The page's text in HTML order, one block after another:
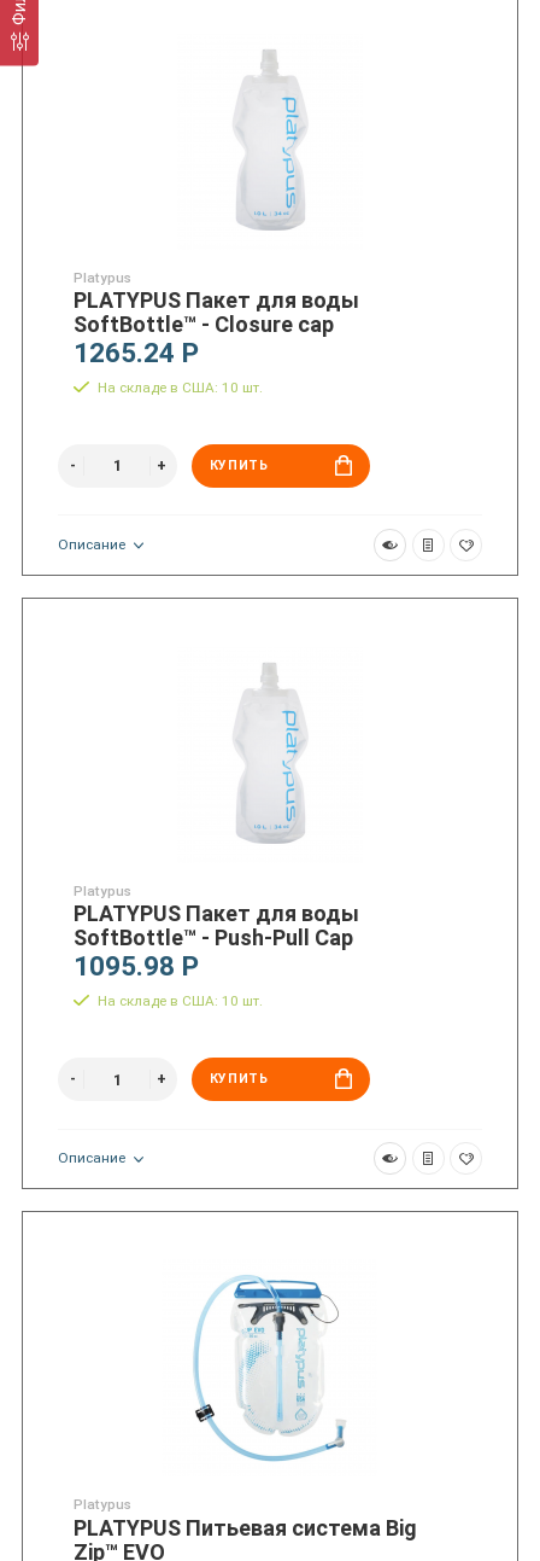
Platypus
PLATYPUS Пакет для воды
SoftBottle™ - Closure cap
1265.24 Р
На складе в США: 10 шт.
КУПИТЬ
Описание
Platypus
PLATYPUS Пакет для воды
SoftBottle™ - Push-Pull Cap
1095.98 Р
На складе в США: 10 шт.
КУПИТЬ
Описание
Platypus
PLATYPUS Питьевая система Big
Zip™ EVO